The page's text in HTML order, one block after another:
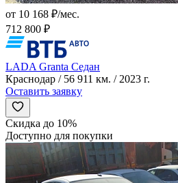
от 10 168 ₽/мес.
712 800 ₽
LADA Granta Седан
Краснодар / 56 911 км. / 2023 г.
Оставить заявку
Скидка до 10%
Доступно для покупки